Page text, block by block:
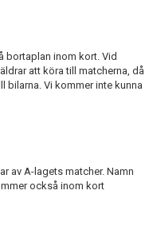
bortaplan inom kort. Vid
att köra till matcherna, då
bilarna. Vi kommer inte kunna
av A-lagets matcher. Namn
också inom kort